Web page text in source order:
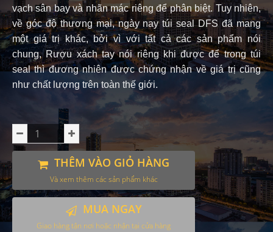
vạch sân bay và nhãn mác riêng để phân biệt. Tuy nhiên,
về góc độ thương mại, ngày nay túi seal DFS đã mang
một giá trị khác, bởi vì với tất cả các sản phẩm nói
chung, Rượu xách tay nói riêng khi được để trong túi
seal thì đương nhiên được chứng nhận về giá trị cũng
như chất lượng trên toàn thế giới.
THÊM VÀO GIỎ HÀNG
Và xem thêm các sản phẩm khác
MUA NGAY
Giao hàng tận nơi hoặc nhận tại cửa hàng